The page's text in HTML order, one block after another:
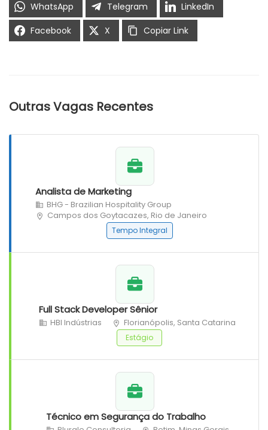
WhatsApp Telegram
LinkedIn
Facebook
X Copiar Link
Outras Vagas Recentes
Analista de Marketing
BHG - Brazilian Hospitality Group
Campos dos Goytacazes, Rio de Janeiro
Tempo Integral
Full Stack Developer Sênior
HBI Indústrias Florianópolis, Santa Catarina
Estágio
Técnico em Segurança do Trabalho